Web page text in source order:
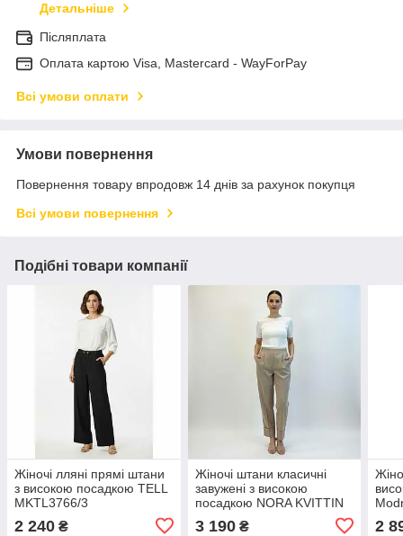
Детальніше
Післяплата
Оплата картою Visa, Mastercard - WayForPay
Всі умови оплати
Умови повернення
Повернення товару впродовж 14 днів за рахунок покупця
Всі умови повернення
Подібні товари компанії
Жіночі лляні прямі штани
з високою посадкою TELL
MKTL3766/3
2 240 ₴
Жіночі штани класичні
завужені з високою
посадкою NORA KVITTIN
3 190₴ 2